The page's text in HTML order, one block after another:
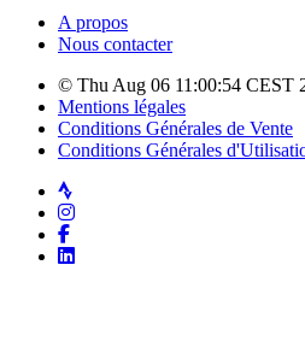
A propos
Nous contacter
© Thu Aug 06 11:00:54 CEST
Mentions légales
Conditions Générales de Vente
Conditions Générales
Strava
Instagram
Facebook
LinkedIn